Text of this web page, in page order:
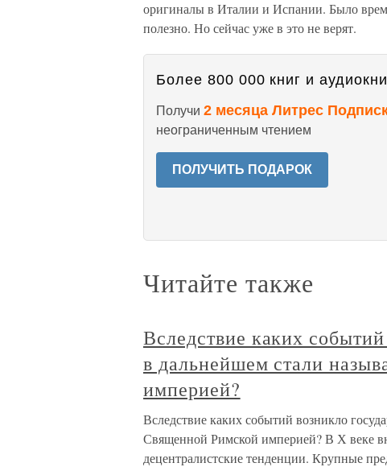
оригиналы в Италии и Испании. Было
полезно. Но сейчас уже в это не верят.
Более 800 000 книг и
Получи 2 месяца Литрес
неограниченным чтением
ПОЛУЧИТЬ ПОДАРОК
Читайте также
Вследствие каких
в дальнейшем стали
империей?
Вследствие каких событий возникло
Священной Римской империей? В Х веке
децентралистские тенденции. Крупные